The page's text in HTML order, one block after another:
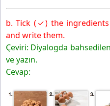
b. Tick (✓) the
and write them.
Çeviri: Diyalogda
ve yazın.
Cevap: